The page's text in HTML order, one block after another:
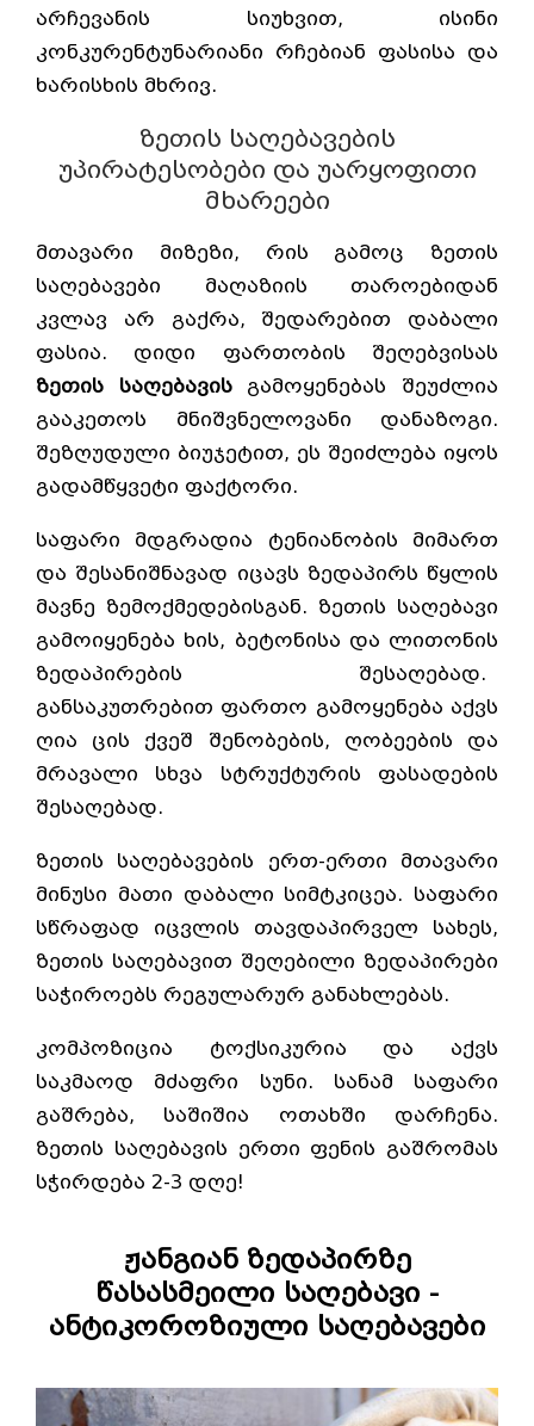
არჩევანის სიუხვით, ისინი
კონკურენტუნარიანი რჩებიან ფასისა და
ხარისხის მხრივ.
ზეთის საღებავების
უპირატესობები და უარყოფითი
მხარეები
მთავარი მიზეზი, რის გამოც ზეთის
საღებავები მაღაზიის თაროებიდან
კვლავ არ გაქრა, შედარებით დაბალი
ფასია. დიდი ფართობის შეღებვისას
ზეთის საღებავისგამოყენებას შეუძლია
გააკეთოს მნიშვნელოვანი დანაზოგი.
შეზღუდული ბიუჯეტით, ეს შეიძლება იყოს
გადამწყვეტი ფაქტორი.
საფარი მდგრადია ტენიანობის მიმართ
და შესანიშნავად იცავს ზედაპირს წყლის
მავნე ზემოქმედებისგან. ზეთის საღებავი
გამოიყენება ხის, ბეტონისა და ლითონის
ზედაპირების შესაღებად.
განსაკუთრებით ფართო გამოყენება აქვს
ღია ცის ქვეშ შენობების, ღობეების და
მრავალი სხვა სტრუქტურის ფასადების
შესაღებად.
ზეთის საღებავების ერთ-ერთი მთავარი
მინუსი მათი დაბალი სიმტკიცეა. საფარი
სწრაფად იცვლის თავდაპირველ სახეს,
ზეთის საღებავით შეღებილი ზედაპირები
საჭიროებს რეგულარურ განახლებას.
კომპოზიცია ტოქსიკურია და აქვს
საკმაოდ მძაფრი სუნი. სანამ საფარი
გაშრება, საშიშია ოთახში დარჩენა.
ზეთის საღებავის ერთი ფენის გაშრომას
სჭირდება 2-3 დღე!
ჟანგიან ზედაპირზე
წასასმეილი საღებავი -
ანტიკოროზიული საღებავები